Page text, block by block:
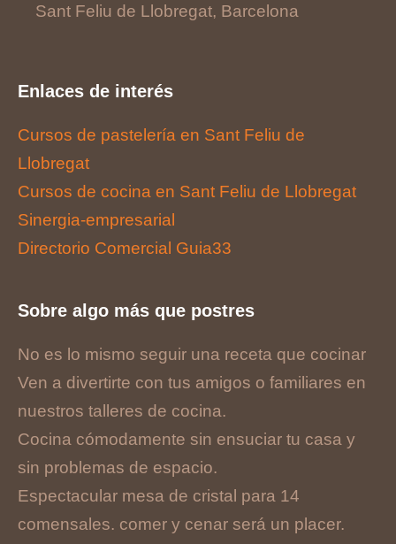
Sant Feliu de Llobregat, Barcelona
Enlaces de interés
Cursos de pastelería en Sant Feliu de
Llobregat
Cursos de cocina en Sant Feliu de Llobregat
Sinergia-empresarial
Directorio Comercial Guia33
Sobre algo más que postres
No es lo mismo seguir una receta que cocinar
Ven a divertirte con tus amigos o familiares en
nuestros talleres de cocina.
Cocina cómodamente sin ensuciar tu casa y
sin problemas de espacio.
Espectacular mesa de cristal para 14
comensales. comer y cenar será un placer.